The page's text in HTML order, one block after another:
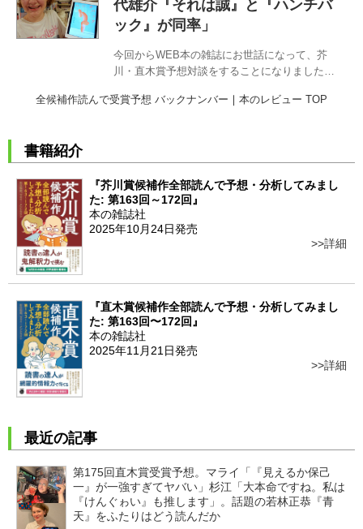
代雄介『それは誠』と『ハンチバ
ック』が同率」
今回からWEB本の雑誌にお世話になって、芥
川・直木賞予想対談をすることになりました。
メントラインと〈書評から浪曲まで〉杉江松恋
全候補作読んで受賞予想 バックナンバー ｜ 本のレビュー TOP
書籍紹介
『芥川賞候補作全部読んで予想・分析してみまし
た: 第163回～172回』
本の雑誌社
2025年10月24日発売
詳細
『直木賞候補作全部読んで予想・分析してみまし
た: 第163回〜172回』
本の雑誌社
2025年11月21日発売
詳細
最近の記事
第175回直木賞受賞予想。マライ「『見えるか保己
一』が一強すぎてヤバい」杉江「大本命ですね。私は
『けんぐゎい』も推します」。話題の若林正恭『青
天』をふたりはどう読んだか